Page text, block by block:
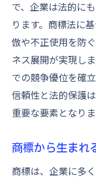
で、企業は法的に
ります。商標法に
倣や不正使用を防
ネス展開が実現し
での競争優位を確
信頼性と法的保護
重要な要素となりま
商標から生まれ
商標は、企業に多